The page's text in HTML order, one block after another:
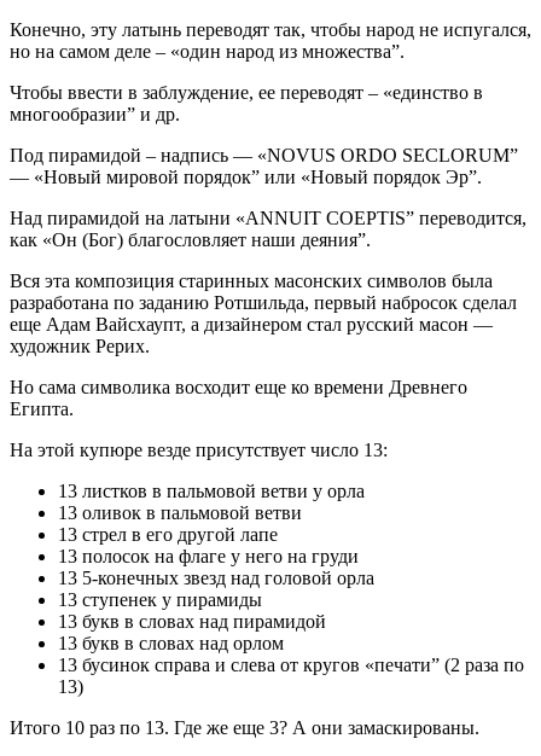
Конечно, эту латынь переводят так, чтобы народ не испугался,
но на самом деле – «один народ из множества”.
Чтобы ввести в заблуждение, ее переводят – «единство в
многообразии” и др.
Под пирамидой – надпись — «NOVUS ORDO SECLORUM”
— «Новый мировой порядок” или «Новый порядок Эр”.
Над пирамидой на латыни «ANNUIT COEPTIS” переводится,
как «Он (Бог) благословляет наши деяния”.
Вся эта композиция старинных масонских символов была
разработана по заданию Ротшильда, первый набросок сделал
еще Адам Вайсхаупт, а дизайнером стал русский масон —
художник Рерих.
Но сама символика восходит еще ко времени Древнего
Египта.
На этой купюре везде присутствует число 13:
13 листков в пальмовой ветви у орла
13 оливок в пальмовой ветви
13 стрел в его другой лапе
13 полосок на флаге у него на груди
13 5-конечных звезд над головой орла
13 ступенек у пирамиды
13 букв в словах над пирамидой
13 букв в словах над орлом
13 бусинок справа и слева от кругов «печати” (2 раза по
13)
Итого 10 раз по 13. Где же еще 3? А они замаскированы.